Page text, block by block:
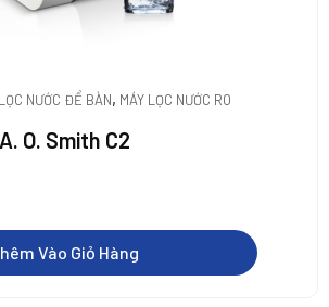
NƯỚC ĐỂ BÀN, MÁY LỌC NƯỚC RO
O. Smith C2
Vào Giỏ Hàng